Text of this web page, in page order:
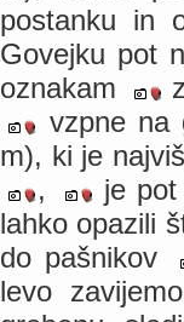
postanku in
Govejku pot
oznakam
vzpne na
m), ki je
,
je
lahko opazili
do pašnikov
levo